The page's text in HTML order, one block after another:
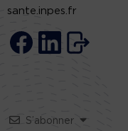
sante.inpes.fr
S’abonner